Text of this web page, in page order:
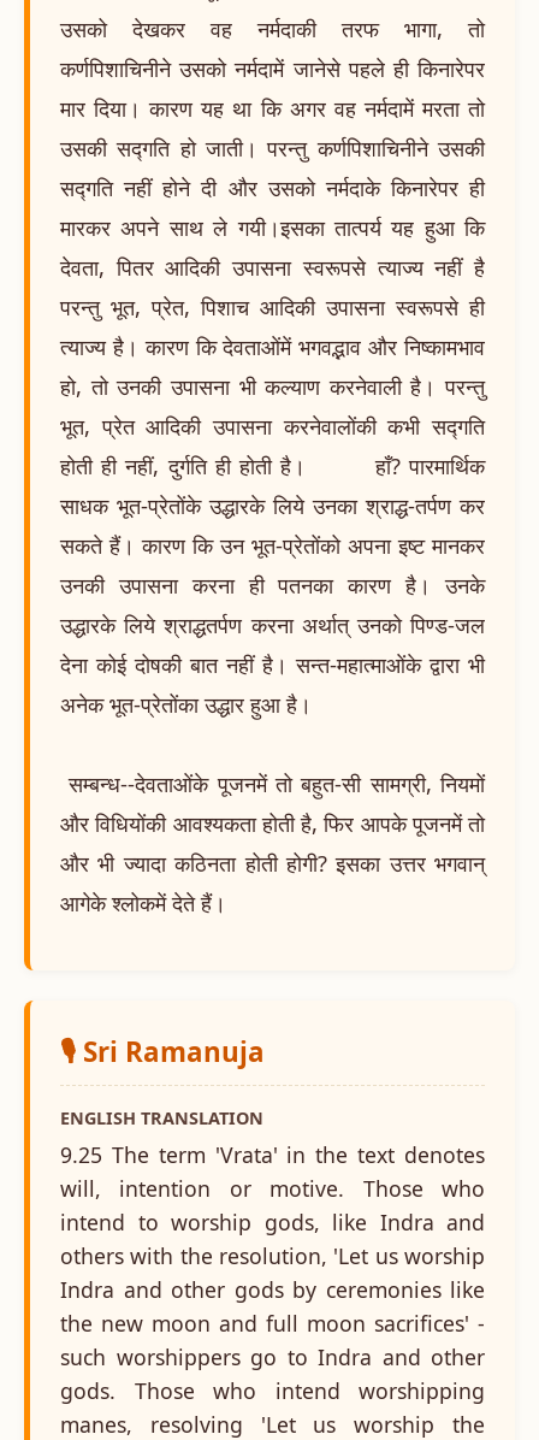
उसको देखकर वह नर्मदाकी तरफ भागा, तो
कर्णपिशाचिनीने उसको नर्मदामें जानेसे पहले ही किनारेपर
मार दिया। कारण यह था कि अगर वह नर्मदामें मरता तो
उसकी सद्गति हो जाती। परन्तु कर्णपिशाचिनीने उसकी
सद्गति नहीं होने दी और उसको नर्मदाके किनारेपर ही
मारकर अपने साथ ले गयी।इसका तात्पर्य यह हुआ कि
देवता, पितर आदिकी उपासना स्वरूपसे त्याज्य नहीं है
परन्तु भूत, प्रेत, पिशाच आदिकी उपासना स्वरूपसे ही
त्याज्य है। कारण कि देवताओंमें भगवद्भाव और निष्कामभाव
हो, तो उनकी उपासना भी कल्याण करनेवाली है। परन्तु
भूत, प्रेत आदिकी उपासना करनेवालोंकी कभी सद्गति
होती ही नहीं, दुर्गति ही होती है। हाँ? पारमार्थिक
साधक भूत-प्रेतोंके उद्धारके लिये उनका श्राद्ध-तर्पण कर
सकते हैं। कारण कि उन भूत-प्रेतोंको अपना इष्ट मानकर
उनकी उपासना करना ही पतनका कारण है। उनके
उद्धारके लिये श्राद्धतर्पण करना अर्थात् उनको पिण्ड-जल
देना कोई दोषकी बात नहीं है। सन्त-महात्माओंके द्वारा भी
अनेक भूत-प्रेतोंका उद्धार हुआ है।
सम्बन्ध--देवताओंके पूजनमें तो बहुत-सी सामग्री, नियमों
और विधियोंकी आवश्यकता होती है, फिर आपके पूजनमें तो
और भी ज्यादा कठिनता होती होगी? इसका उत्तर भगवान्
आगेके श्लोकमें देते हैं।
🎙️ Sri Ramanuja
ENGLISH TRANSLATION
9.25 The term 'Vrata' in the text denotes
will, intention or motive. Those who
intend to worship gods, like Indra and
others with the resolution, 'Let us worship
Indra and other gods by ceremonies like
the new moon and full moon sacrifices' -
such worshippers go to Indra and other
gods. Those who intend worshipping
manes, resolving 'Let us worship the